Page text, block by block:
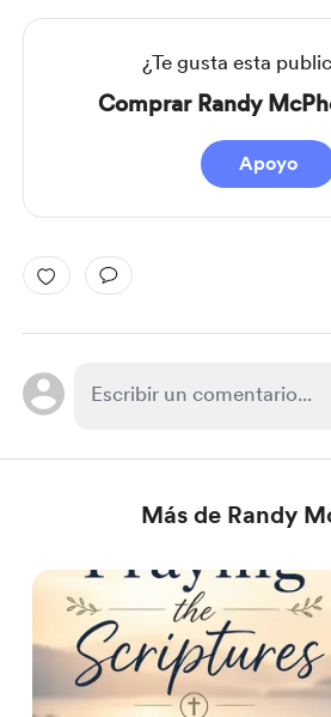
¿Te gusta esta
Comprar Randy
Apoyo
Más de Randy